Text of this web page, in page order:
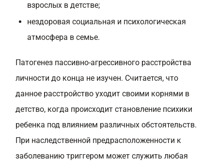
взрослых в детстве;
нездоровая социальная и психологическая
атмосфера в семье.
Патогенез пассивно-агрессивного расстройства
личности до конца не изучен. Считается, что
данное расстройство уходит своими корнями в
детство, когда происходит становление психики
ребенка под влиянием различных обстоятельств.
При наследственной предрасположенности к
заболеванию триггером может служить любая